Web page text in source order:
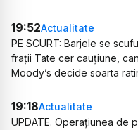
19:52Actualitate
PE SCURT: Barjele se
frații Tate cer cauțiune,
Moody’s decide soarta
19:18Actualitate
UPDATE. Operațiunea de